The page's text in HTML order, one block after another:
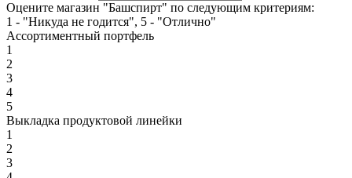
Оцените магазин "Башспирт" по следующим критериям:
1 - "Никуда не годится", 5 - "Отлично"
Ассортиментный портфель
1
2
3
4
5
Выкладка продуктовой линейки
1
2
3